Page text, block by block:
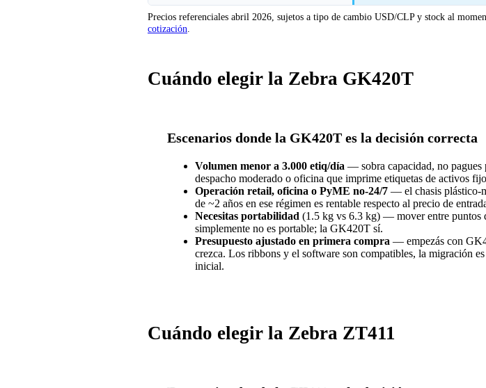
Precios referenciales abril 2026, sujetos a tipo de cambio USD/CLP y stock al
cotización
Cuándo elegir la Zebra GK420T
Escenarios donde la GK420T es la decisión correcta
Volumen menor a 3.000 etiq/día — sobra capacidad, no pagues
despacho moderado o oficina que imprime etiquetas de activos
Operación retail, oficina o PyME no-24/7 — el chasis plástico-
de ~2 años en ese régimen es rentable respecto al precio de
Necesitas portabilidad (1.5 kg vs 6.3 kg) — mover entre puntos
simplemente no es portable; la GK420T sí.
Presupuesto ajustado en primera compra — empezás con
crezca. Los ribbons y el software son compatibles, la migración
inicial.
Cuándo elegir la Zebra ZT411